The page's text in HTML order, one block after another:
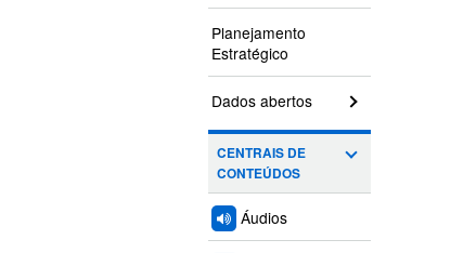
Planejamento
Estratégico
Dados abertos
CENTRAIS DE
CONTEÚDOS
Áudios